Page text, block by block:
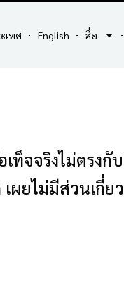
เทศ English สื่อ
ท็จจริงไม่ตรงกับ
ผยไม่มีส่วนเกี่ยว